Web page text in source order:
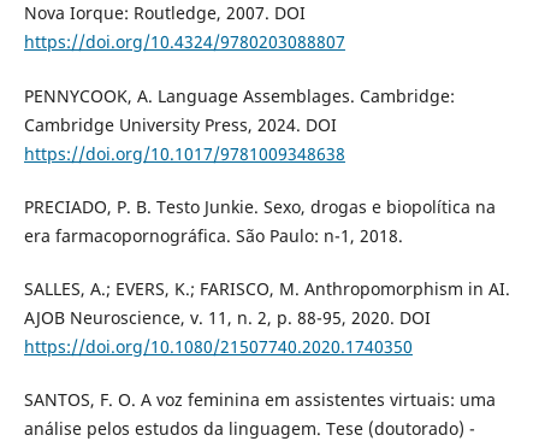
Nova Iorque: Routledge, 2007. DOI
https://doi.org/10.4324/9780203088807
PENNYCOOK, A. Language Assemblages. Cambridge:
Cambridge University Press, 2024. DOI
https://doi.org/10.1017/9781009348638
PRECIADO, P. B. Testo Junkie. Sexo, drogas e biopolítica na
era farmacopornográfica. São Paulo: n-1, 2018.
SALLES, A.; EVERS, K.; FARISCO, M. Anthropomorphism in AI.
AJOB Neuroscience, v. 11, n. 2, p. 88-95, 2020. DOI
https://doi.org/10.1080/21507740.2020.1740350
SANTOS, F. O. A voz feminina em assistentes virtuais: uma
análise pelos estudos da linguagem. Tese (doutorado) -